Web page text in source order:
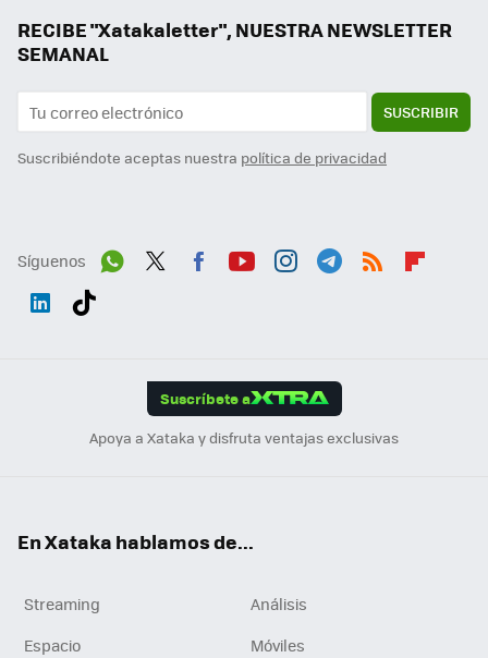
RECIBE "Xatakaletter", NUESTRA NEWSLETTER
SEMANAL
SUSCRIBIR
Suscribiéndote aceptas nuestra política de privacidad
Síguenos
Suscríbete a
Apoya a Xataka y disfruta ventajas exclusivas
En Xataka hablamos de...
Streaming
Análisis
Espacio
Móviles